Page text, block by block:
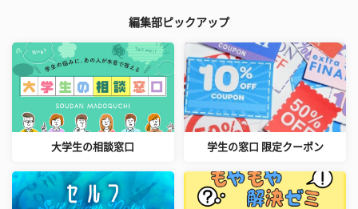
編集部ピックアップ
大学生の相談窓口 学生の窓口 限定クーポン